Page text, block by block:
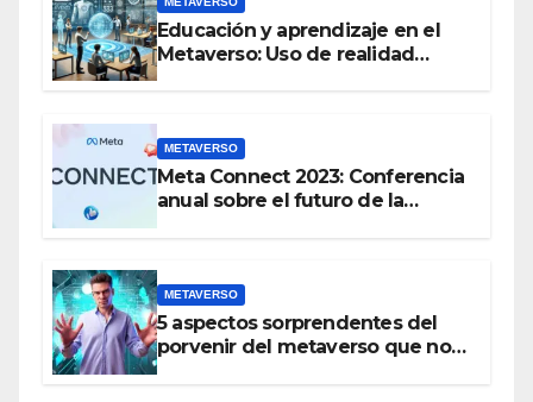
Educación y aprendizaje en el
Metaverso: Uso de realidad
METAVERSO
Meta Connect 2023: Conferencia
anual sobre el futuro de la
METAVERSO
5 aspectos sorprendentes del
porvenir del metaverso que no